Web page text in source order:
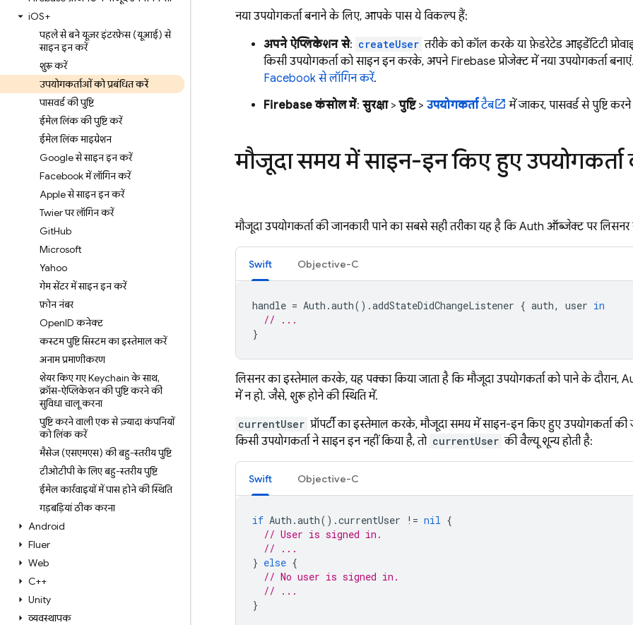
iOS+
पहले से बने यूज़र इंटरफ़ेस (यूआई) से
साइन इन करें
शुरू करें
उपयोगकर्ताओं को प्रबंधित करें
पासवर्ड की पुष्टि
ईमेल लिंक की पुष्टि करें
ईमेल लिंक माइग्रेशन
Google से साइन इन करें
Facebook में लॉगिन करें
Apple से साइन इन करें
Twitter पर लॉगिन करें
GitHub
Microsoft
Yahoo
गेम सेंटर में साइन इन करें
फ़ोन नंबर
OpenID कनेक्ट
कस्टम पुष्टि सिस्टम का इस्तेमाल करें
अनाम प्रमाणीकरण
शेयर किए गए Keychain के साथ,
क्रॉस-ऐप्लिकेशन की पुष्टि करने की
सुविधा चालू करना
पुष्टि करने वाली एक से ज़्यादा कंपनियों
को लिंक करें
मैसेज (एसएमएस) की बहु-स्तरीय पुष्टि
टीओटीपी के लिए बहु-स्तरीय पुष्टि
ईमेल कार्रवाइयों में पास होने की स्थिति
गड़बड़ियां ठीक करना
Android
Flutter
Web
C++
Unity
व्यवस्थापक
नया उपयोगकर्ता बनाने के लिए, आपके पास ये विकल्प हैं:
अपने ऐप्लिकेशन से: createUser तरीके को कॉल करके या फ़ेडरेटेड आइडेंटिटी
किसी उपयोगकर्ता को साइन इन करके, अपने Firebase प्रोजेक्ट में नया उपयोगकर्ता
Facebook से लॉगिन करें.
Firebaseकंसोल में: सुरक्षा>पुष्टि> उपयोगकर्ताटैब में जाकर, पासवर्ड से पुष्टि
मौजूदा समय में साइन-इन किए हुए उपयोगकर्ता
मौजूदा उपयोगकर्ता की जानकारी पाने का सबसे सही तरीका यह है कि Auth ऑब्जेक्ट पर
Swift Objective-C
handle = Auth .auth().addStateDidChangeListener { auth, user in
// ...
}
लिसनर का इस्तेमाल करके, यह पक्का किया जाता है कि मौजूदा उपयोगकर्ता को पाने के दौरान,
में न हो. जैसे, शुरू होने की स्थिति में.
currentUser प्रॉपर्टी का इस्तेमाल करके, मौजूदा समय में साइन-इन किए हुए उपयोगकर्ता
किसी उपयोगकर्ता ने साइन इन नहीं किया है, तो currentUser की वैल्यू शून्य होती है:
Swift Objective-C
if Auth .auth().currentUser != nil {
// User is signed in.
// ...
} else {
// No user is signed in.
// ...
}